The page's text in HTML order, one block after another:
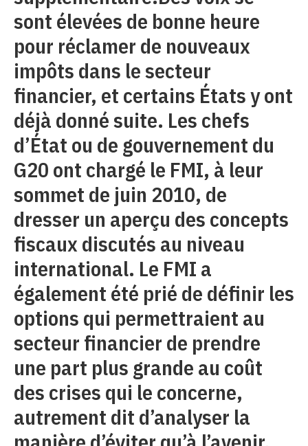
sont élevées de bonne heure
pour réclamer de nouveaux
impôts dans le secteur
financier, et certains États y ont
déjà donné suite. Les chefs
d’État ou de gouvernement du
G20 ont chargé le FMI, à leur
sommet de juin 2010, de
dresser un aperçu des concepts
fiscaux discutés au niveau
international. Le FMI a
également été prié de définir les
options qui permettraient au
secteur financier de prendre
une part plus grande au coût
des crises qui le concerne,
autrement dit d’analyser la